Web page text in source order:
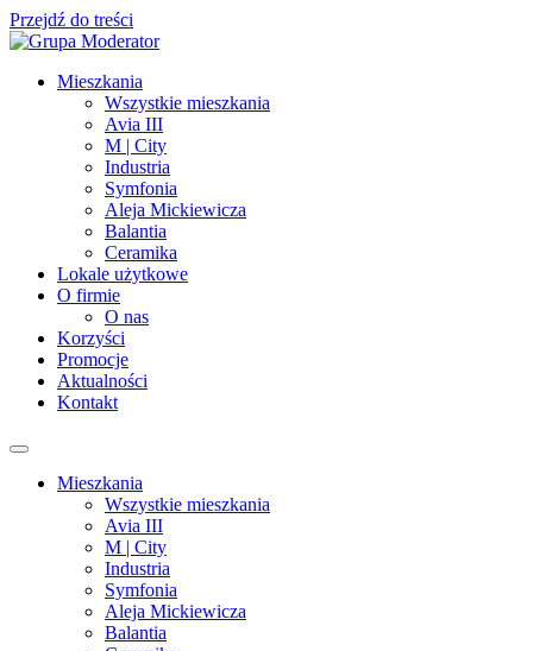
Przejdź do treści
Mieszkania
Wszystkie mieszkania
Avia III
M | City
Industria
Symfonia
Aleja Mickiewicza
Balantia
Ceramika
Lokale użytkowe
O firmie
O nas
Korzyści
Promocje
Aktualności
Kontakt
Mieszkania
Wszystkie mieszkania
Avia III
M | City
Industria
Symfonia
Aleja Mickiewicza
Balantia